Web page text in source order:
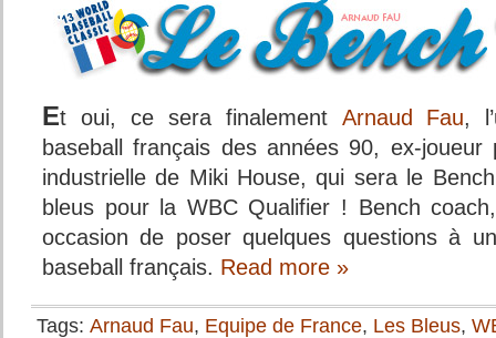
Et oui, ce sera finalement Arnaud Fau,
baseball français des années 90, ex-joueur
industrielle de Miki House, qui sera le
bleus pour la WBC Qualifier ! Bench
occasion de poser quelques questions à
baseball français. Read more »
Tags: Arnaud Fau, Equipe de France, Les Bleus,